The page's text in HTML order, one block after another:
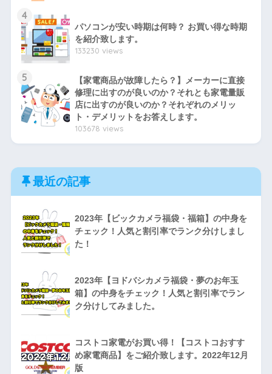
4
パソコンが安い時期は何時？ お買い得な時期
を紹介致します。
133230 views
5
【家電商品が故障したら？】メーカーに直接
修理に出すのが良いのか？それとも家電量販
店に出すのが良いのか？それぞれのメリッ
ト・デメリットをお答えします。
103678 views
最近の記事
2023年【ビックカメラ福袋・福箱】の中身を
チェック！人気と割引率でランク分けしまし
た！
2023年【ヨドバシカメラ福袋・夢のお年玉
箱】の中身をチェック！人気と割引率でラン
ク分けしてみました。
コストコ家電がお買い得！【コストコおすす
め家電商品】をご紹介致します。2022年12月
版